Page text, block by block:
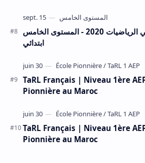
دليل الأستاذ المفيد في الرياضيات 2020 - المستوى الخامس
ابتدائي
TaRL Français | Niveau 1ère
Pionnière au Maroc
TaRL Français | Niveau 1ère
Pionnière au Maroc